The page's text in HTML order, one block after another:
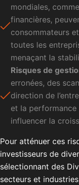
mondiales,
financières,
consommateurs
toutes les
menaçant la
Risques de
erronées, des
direction de
et la performance
influencer la
Pour atténuer ces
investisseurs de
sélectionnant des
secteurs et